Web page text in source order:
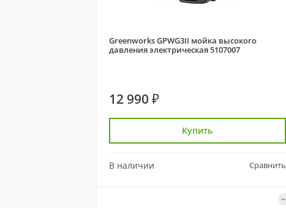
Greenworks GPWG3II мойка высокого
давления электрическая 5107007
12 990 ₽
Купить
В наличии Сравнить